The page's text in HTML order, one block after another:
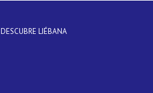
DESCUBRE LIÉBANA